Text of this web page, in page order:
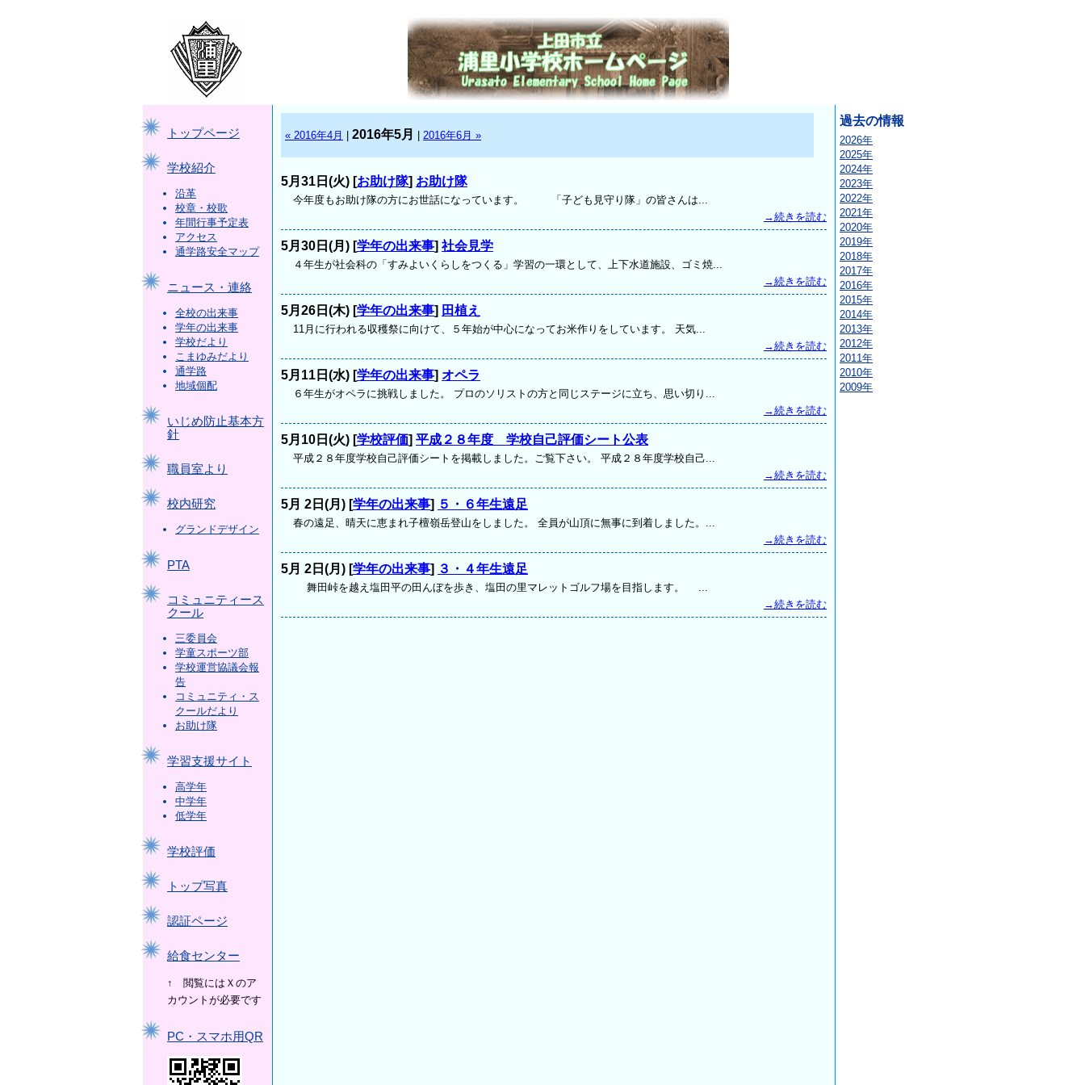
トップページ
学校紹介
沿革
校章・校歌
年間行事予定表
アクセス
通学路安全マップ
ニュース・連絡
全校の出来事
学年の出来事
学校だより
こまゆみだより
通学路
地域個配
いじめ防止基本方
針
職員室より
校内研究
グランドデザイン
PTA
コミュニティース
クール
三委員会
学童スポーツ部
学校運営協議会報
告
コミュニティ・ス
クールだより
お助け隊
学習支援サイト
高学年
中学年
低学年
学校評価
トップ写真
認証ページ
給食センター
↑ 閲覧にはＸのア
カウントが必要です
PC・スマホ用QR
« 2016年4月 2016年5月 2016年6月 »
5月31日(火) [お助け隊] お助け隊
今年度もお助け隊の方にお世話になっています。 「子ども見守り隊」の皆さんは...
→続きを読む
5月30日(月) [学年の出来事] 社会見学
４年生が社会科の「すみよいくらしをつくる」学習の一環として、上下水道施設、ゴミ焼...
→続きを読む
5月26日(木) [学年の出来事] 田植え
11月に行われる収穫祭に向けて、５年始が中心になってお米作りをしています。 天気...
→続きを読む
5月11日(水) [学年の出来事] オペラ
６年生がオペラに挑戦しました。 プロのソリストの方と同じステージに立ち、思い切り...
→続きを読む
5月10日(火) [学校評価] 平成２８年度 学校自己評価シート公表
平成２８年度学校自己評価シートを掲載しました。ご覧下さい。 平成２８年度学校自己...
→続きを読む
5月 2日(月) [学年の出来事] ５・６年生遠足
春の遠足、晴天に恵まれ子檀嶺岳登山をしました。 全員が山頂に無事に到着しました。...
→続きを読む
5月 2日(月) [学年の出来事] ３・４年生遠足
舞田峠を越え塩田平の田んぼを歩き、塩田の里マレットゴルフ場を目指します。 ...
→続きを読む
過去の情報
2026年
2025年
2024年
2023年
2022年
2021年
2020年
2019年
2018年
2017年
2016年
2015年
2014年
2013年
2012年
2011年
2010年
2009年